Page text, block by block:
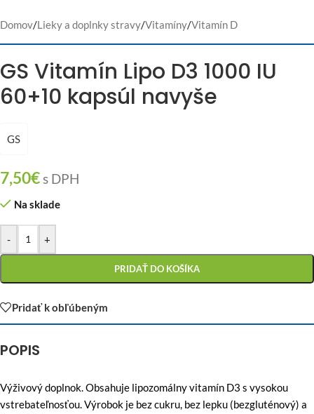
Domov/Lieky a doplnky stravy/Vitamíny/Vitamín D
GS Vitamín Lipo D3 1000 IU
60+10 kapsúl navyše
GS
7,50€s DPH
Na sklade
- +
PRIDAŤ DO KOŠÍKA
Pridať k obľúbeným
POPIS
Výživový doplnok. Obsahuje lipozomálny vitamín D3 s vysokou
vstrebateľnosťou. Výrobok je bez cukru, bez lepku (bezgluténový) a